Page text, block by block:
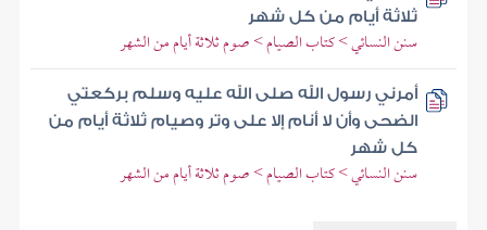
ثلاثة أيام من كل شهر
سنن النسائي > كتاب الصيام > صوم ثلاثة أيام من الشهر
أمرني رسول الله صلى الله عليه وسلم بركعتي
الضحى وأن لا أنام إلا على وتر وصيام ثلاثة أيام من
كل شهر
سنن النسائي > كتاب الصيام > صوم ثلاثة أيام من الشهر